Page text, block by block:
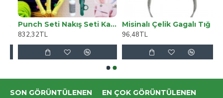
Punch Seti Nakış Seti Kasnaklı Kendin Yap Seti Seri 46
832,32TL
Misinalı Çelik Gagalı Tığ Şiş 6 Numara 60 Cm
96,48TL
SON GÖRÜNTÜLENEN EN ÇOK GÖRÜNTÜLENEN